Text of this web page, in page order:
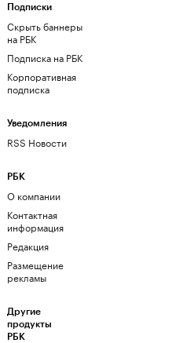
Подписки
Скрыть баннеры
на РБК
Подписка на РБК
Корпоративная
подписка
Уведомления
RSS Новости
РБК
О компании
Контактная
информация
Редакция
Размещение
рекламы
Другие
продукты
РБК